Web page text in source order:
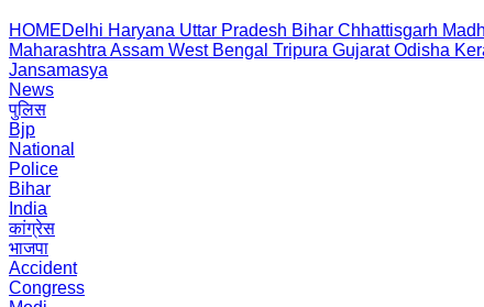
HOMEDelhi Haryana Uttar Pradesh Bihar Chhattisgarh
Maharashtra Assam West Bengal Tripura Gujarat Odisha
Jansamasya
News
पुलिस
Bjp
National
Police
Bihar
India
कांग्रेस
भाजपा
Accident
Congress